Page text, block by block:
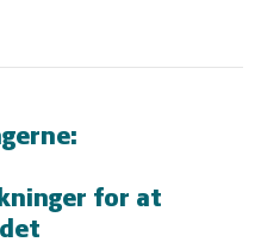
for at